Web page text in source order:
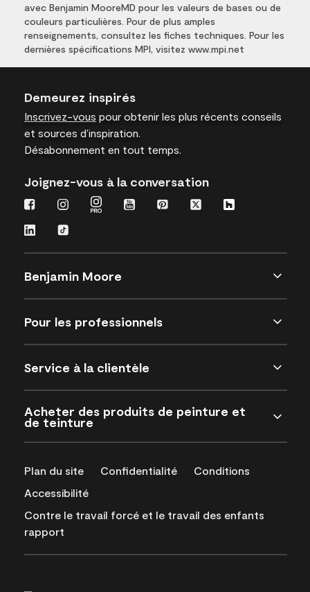
avec Benjamin MooreMD pour les valeurs de bases ou de
couleurs particulières. Pour de plus amples
renseignements, consultez les fiches techniques. Pour les
dernières spécifications MPI, visitez www.mpi.net
Demeurez inspirés
Inscrivez-vous pour obtenir les plus récents conseils
et sources d’inspiration.
Désabonnement en tout temps.
Joignez-vous à la conversation
Benjamin Moore
Pour les professionnels
Service à la clientèle
Acheter des produits de peinture et
de teinture
Plan du site Confidentialité
Conditions
Accessibilité
Contre le travail forcé et le travail des enfants
rapport